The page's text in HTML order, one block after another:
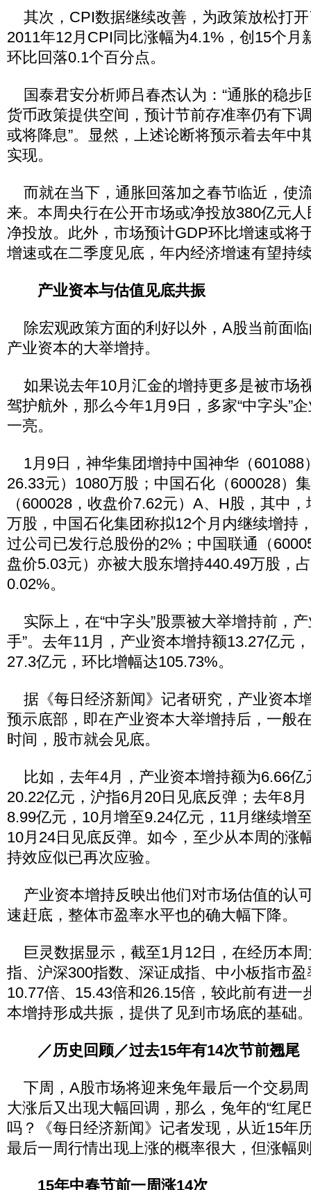
其次，CPI数据继续改善，为政策放松打
2011年12月CPI同比涨幅为4.1%，创15个月
环比回落0.1个百分点。
国泰君安分析师吕春杰认为：“通胀的稳步
货币政策提供空间，预计节前存准率仍有下
或将降息”。显然，上述论断将预示着去年中
实现。
而就在当下，通胀回落加之春节临近，使
来。本周央行在公开市场或净投放380亿元
净投放。此外，市场预计GDP环比增速或将
增速或在二季度见底，年内经济增速有望持
产业资本与估值见底共振
除宏观政策方面的利好以外，A股当前面
产业资本的大举增持。
如果说去年10月汇金的增持更多是被市场
驾护航外，那么今年1月9日，多家“中字头”
一亮。
1月9日，神华集团增持中国神华（601088
26.33元）1080万股；中国石化（600028）
（600028，收盘价7.62元）A、H股，其中
万股，中国石化集团称拟12个月内继续增持
过公司已发行总股份的2%；中国联通（
盘价5.03元）亦被大股东增持440.49万股，
0.02%。
实际上，在“中字头”股票被大举增持前，
手”。去年11月，产业资本增持额13.27亿元
27.3亿元，环比增幅达105.73%。
据《每日经济新闻》记者研究，产业资本
预示底部，即在产业资本大举增持后，一般
时间，股市就会见底。
比如，去年4月，产业资本增持额为6.66亿
20.22亿元，沪指6月20日见底反弹；去年8
8.99亿元，10月增至9.24亿元，11月继续增
10月24日见底反弹。如今，至少从本周的涨
持效应似已再次应验。
产业资本增持反映出他们对市场估值的认
速赶底，整体市盈率水平也的确大幅下降。
巨灵数据显示，截至1月12日，在经历本
指、沪深300指数、深证成指、中小板指市
10.77倍、15.43倍和26.15倍，较此前有进一
本增持形成共振，提供了见到市场底的基础
／历史回顾／过去15年有14次节前翘尾
下周，A股市场将迎来兔年最后一个交易
大涨后又出现大幅回调，那么，兔年的“红尾
吗？《每日经济新闻》记者发现，从近15年
最后一周行情出现上涨的概率很大，但涨幅
15年中春节前一周涨14次